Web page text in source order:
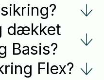
dækket
Basis?
Flex?